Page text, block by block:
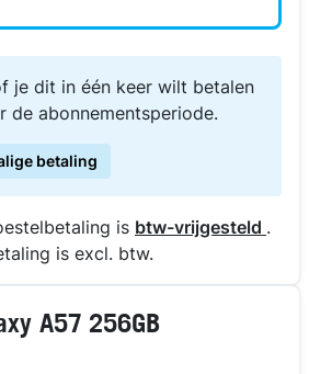
je dit in één keer wilt betalen
de abonnementsperiode.
betaling
is btw-vrijgesteld .
is excl. btw.
A57 256GB